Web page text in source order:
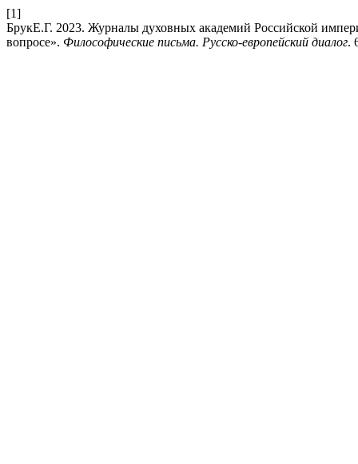
[1]
БрукЕ.Г. 2023. Журналы духовных академий Российской
вопросе». Философические письма. Русско-европейский диалог.